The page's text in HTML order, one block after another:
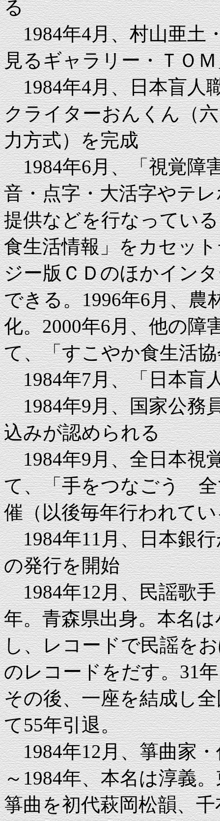
る
1984年4月、村山亜土
見るギャラリー・ＴＯ
1984年4月、日本盲人
クライターおんくん（
力方式）を完成
1984年6月、「視覚障
音・点字・大活字やテ
提供などを行なってい
食生活情報」をカセッ
ジー版ＣＤのほかイン
できる。1996年6月、農
化。2000年6月、他の障
て、「すこやか食生活
1984年7月、「日本盲
1984年9月、国家公務
込みが認められる
1984年9月、全日本視
て、「手をつなごう 全
催（以後毎年行われて
1984年11月、日本銀行
の発行を開始
1984年12月、民謡歌手
年。青森県出身。本名
し、レコードで民謡を
のレコードをだす。31
その後、一座を結成し
て55年引退。
1984年12月、箏曲家
～1984年、本名は淳義
箏曲を初代萩岡松韻、